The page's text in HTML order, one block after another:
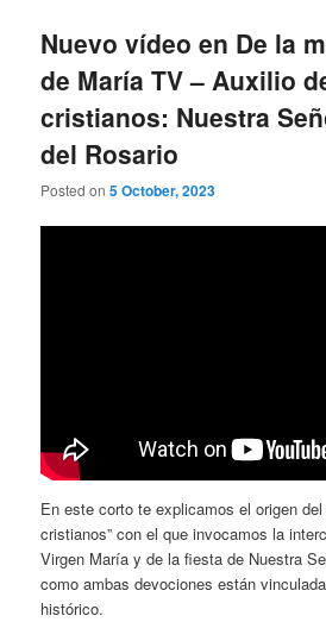
Nuevo vídeo en De la
de María TV – Auxilio
cristianos: Nuestra
del Rosario
Posted on5 October, 2023
En este corto te explicamos el origen
cristianos” con el que invocamos la
Virgen María y de la fiesta de Nuestra
como ambas devociones están
histórico.